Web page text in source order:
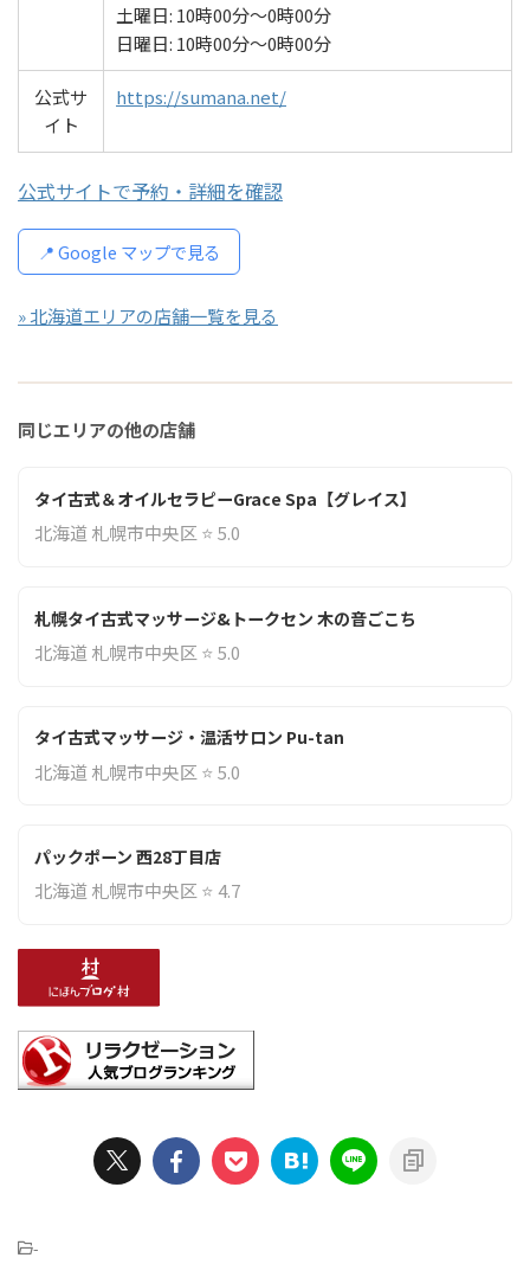
土曜日: 10時00分～0時00分
日曜日: 10時00分～0時00分
公式サ
イト
https://sumana.net/
公式サイトで予約・詳細を確認
📍 Google マップで見る
» 北海道エリアの店舗一覧を見る
同じエリアの他の店舗
タイ古式＆オイルセラピーGrace Spa【グレイス】
北海道 札幌市中央区 ⭐ 5.0
札幌タイ古式マッサージ&トークセン 木の音ごこち
北海道 札幌市中央区 ⭐ 5.0
タイ古式マッサージ・温活サロン Pu-tan
北海道 札幌市中央区 ⭐ 5.0
パックポーン 西28丁目店
北海道 札幌市中央区 ⭐ 4.7
-